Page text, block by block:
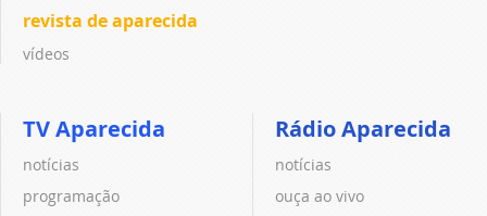
revista de aparecida
vídeos
TV Aparecida
notícias
programação
Rádio Aparecida
notícias
ouça ao vivo